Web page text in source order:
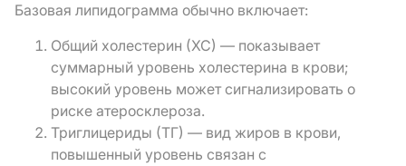
Базовая липидограмма обычно включает:
Общий холестерин (ХС) — показывает
суммарный уровень холестерина в крови;
высокий уровень может сигнализировать о
риске атеросклероза.
Триглицериды (ТГ) — вид жиров в крови,
повышенный уровень связан с